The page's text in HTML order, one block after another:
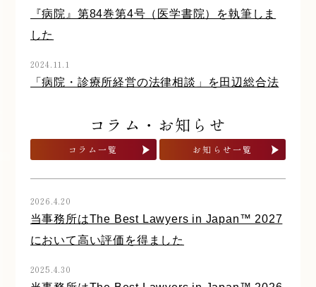
『病院』第84巻第4号（医学書院）を執筆しま
した
2024.11.1
「病院・診療所経営の法律相談」を田辺総合法
当事務所弁護士らが執筆した「事例で学ぶ 医
2024.7.1
「医療機関で起きる法的トラブルへの対処法(第
療」『病院』第83巻第7号（医学書院）を執筆
コラム・お知らせ
コラム一覧 お知らせ一覧
2026.4.20
当事務所はThe Best Lawyers in Japan™ 2027
において高い評価を得ました
2025.4.30